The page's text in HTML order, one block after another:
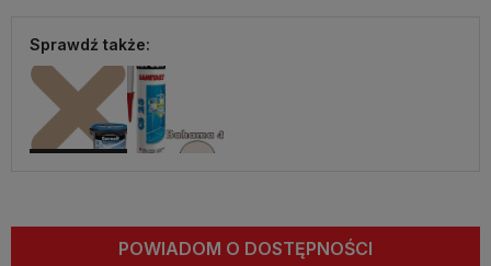
Sprawdź także:
POWIADOM O DOSTĘPNOŚCI